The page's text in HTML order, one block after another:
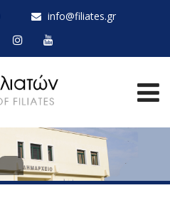
info@filiates.gr